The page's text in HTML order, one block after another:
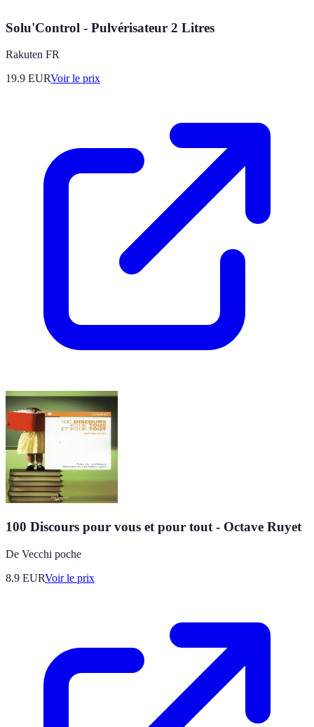
Solu'Control - Pulvérisateur 2 Litres
Rakuten FR
19.9 EURVoir le prix
100 Discours pour vous et pour tout - Octave Ruyet
De Vecchi poche
8.9 EURVoir le prix